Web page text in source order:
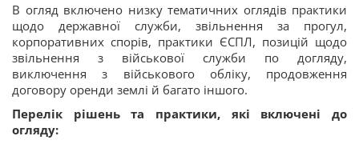
В огляд включено низку тематичних оглядів практики
щодо державної служби, звільнення за прогул,
корпоративних спорів, практики ЄСПЛ, позицій щодо
звільнення з військової служби по догляду,
виключення з військового обліку, продовження
договору оренди землі й багато іншого.
Перелік рішень та практики, які включені до
огляду: